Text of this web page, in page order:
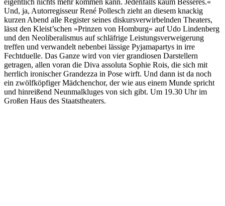
eigentlich nichts mehr kommen kann. Jedenfalls kaum Besseres.«
Und, ja, Autorregisseur René Pollesch zieht an diesem knackig
kurzen Abend alle Register seines diskursverwirbelnden Theaters,
lässt den Kleist’schen »Prinzen von Homburg« auf Udo Lindenberg
und den Neoliberalismus auf schläfrige Leistungsverweigerung
treffen und verwandelt nebenbei lässige Pyjamapartys in irre
Fechtduelle. Das Ganze wird von vier grandiosen Darstellern
getragen, allen voran die Diva assoluta Sophie Rois, die sich mit
herrlich ironischer Grandezza in Pose wirft. Und dann ist da noch
ein zwölfköpfiger Mädchenchor, der wie aus einem Munde spricht
und hinreißend Neunmalkluges von sich gibt. Um 19.30 Uhr im
Großen Haus des Staatstheaters.